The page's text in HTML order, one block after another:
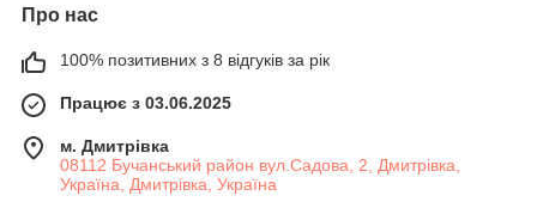
Про нас
100% позитивних з 8 відгуків за рік
Працює з 03.06.2025
м. Дмитрiвка
08112 Бучанський район вул.Садова, 2, Дмитрівка,
Україна, Дмитрiвка, Україна